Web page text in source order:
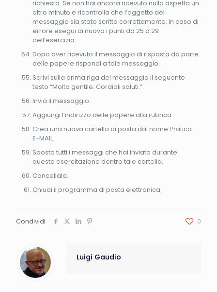
richiesta. Se non hai ancora ricevuto nulla aspetta un
altro minuto e ricontrolla che l’oggetto del
messaggio sia stato scritto correttamente. In caso di
errore esegui di nuovo i punti da 25 a 29
dell’esercizio.
Dopo aver ricevuto il messaggio di risposta da parte
delle papere rispondi a tale messaggio.
Scrivi sulla prima riga del messaggio il seguente
testo “Molto gentile. Cordiali saluti.”.
Invia il messaggio.
Aggiungi l’indirizzo delle papere alla rubrica.
Crea una nuova cartella di posta dal nome Pratica
E-MAIL.
Sposta tutti i messaggi che hai inviato durante
questa esercitazione dentro tale cartella.
Cancellala.
Chiudi il programma di posta elettronica.
Condividi 0
Luigi Gaudio